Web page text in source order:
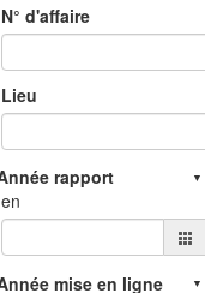
N° d'affaire
Lieu
en